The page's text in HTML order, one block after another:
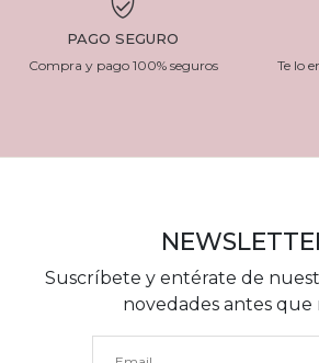
PAGO SEGURO
Compra y pago 100% seguros Te lo
Suscríbete y entérate de
novedades antes que